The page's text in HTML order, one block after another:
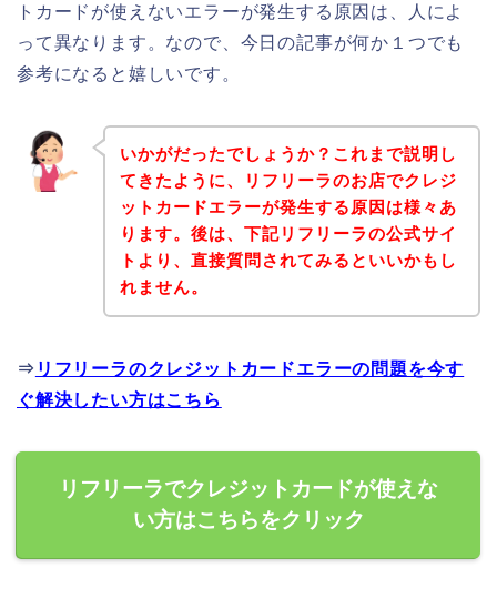
トカードが使えないエラーが発生する原因は、人によ
って異なります。なので、今日の記事が何か１つでも
参考になると嬉しいです。
いかがだったでしょうか？これまで説明し
てきたように、リフリーラのお店でクレジ
ットカードエラーが発生する原因は様々あ
ります。後は、下記リフリーラの公式サイ
トより、直接質問されてみるといいかもし
れません。
⇒ リフリーラのクレジットカードエラーの問題を今す
ぐ解決したい方はこちら
リフリーラでクレジットカードが使えな
い方はこちらをクリック